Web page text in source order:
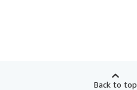
Back to top